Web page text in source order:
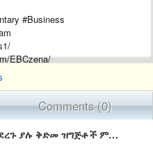
#Business
EBCzena/
Comments (0)
ለቀጣዩ ምርጫ እየተደረጉ ያሉ ቅድመ ዝግጅቶች ምን ይመስላሉ